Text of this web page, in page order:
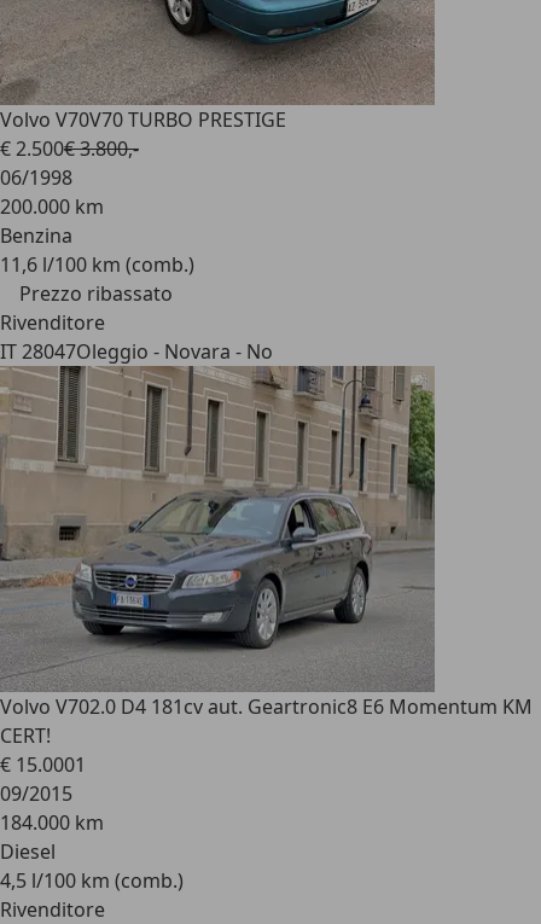
Volvo V70V70 TURBO PRESTIGE
€ 2.500€ 3.800,-
06/1998
200.000 km
Benzina
11,6 l/100 km (comb.)
Prezzo ribassato
Rivenditore
IT 28047Oleggio - Novara - No
Volvo V702.0 D4 181cv aut. Geartronic8 E6 Momentum KM
CERT!
€ 15.0001
09/2015
184.000 km
Diesel
4,5 l/100 km (comb.)
Rivenditore